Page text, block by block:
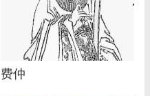
费仲